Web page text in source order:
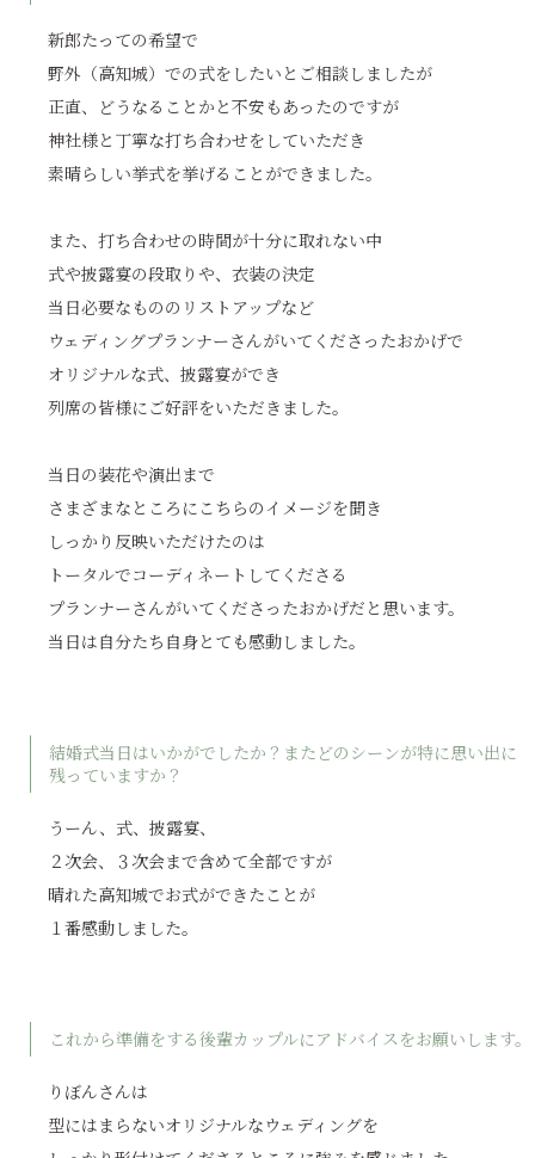
新郎たっての希望で
野外（高知城）での式をしたいとご相談しましたが
正直、どうなることかと不安もあったのですが
神社様と丁寧な打ち合わせをしていただき
素晴らしい挙式を挙げることができました。
また、打ち合わせの時間が十分に取れない中
式や披露宴の段取りや、衣装の決定
当日必要なもののリストアップなど
ウェディングプランナーさんがいてくださったおかげで
オリジナルな式、披露宴ができ
列席の皆様にご好評をいただきました。
当日の装花や演出まで
さまざまなところにこちらのイメージを聞き
しっかり反映いただけたのは
トータルでコーディネートしてくださる
プランナーさんがいてくださったおかげだと思います。
当日は自分たち自身とても感動しました。
結婚式当日はいかがでしたか？またどのシーンが特に思い出に
残っていますか？
うーん、式、披露宴、
２次会、３次会まで含めて全部ですが
晴れた高知城でお式ができたことが
１番感動しました。
これから準備をする後輩カップルにアドバイスをお願いします。
りぼんさんは
型にはまらないオリジナルなウェディングを